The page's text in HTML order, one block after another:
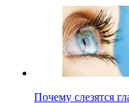
Почему слезятся